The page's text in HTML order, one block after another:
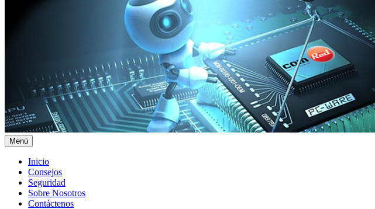
Menú
Menú
principal
Inicio
Consejos
Seguridad
Sobre Nosotros
Contáctenos